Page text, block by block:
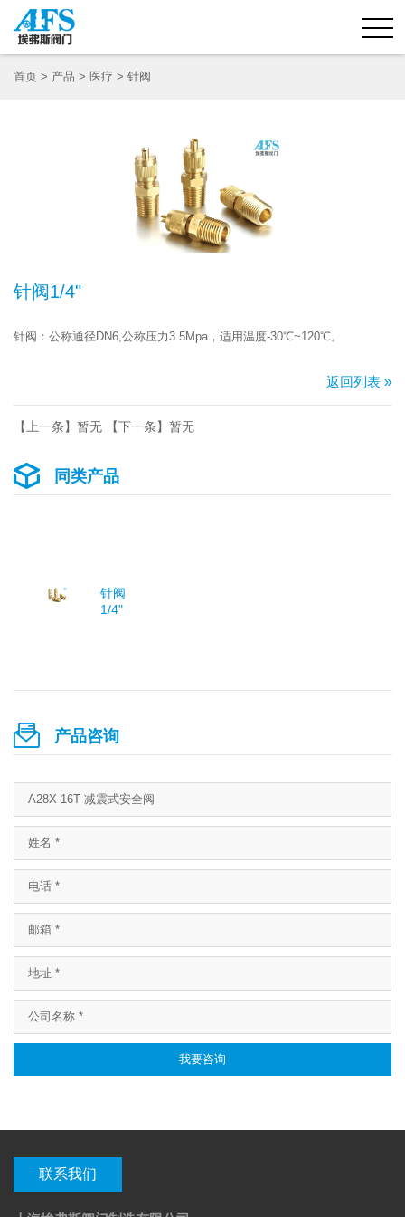
首页 > 产品 > 医疗 > 针阀
针阀1/4"
针阀：公称通径DN6,公称压力3.5Mpa，适用温度-30℃~120℃。
返回列表 »
【上一条】暂无 【下一条】暂无
同类产品
针阀
1/4"
产品咨询
我要咨询
联系我们